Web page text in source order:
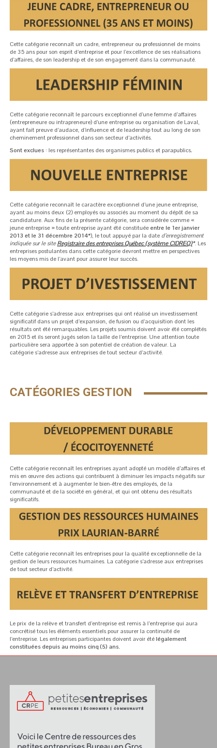
Cette catégorie reconnaît un cadre, entrepreneur ou professionnel de moins
de 35 ans pour son esprit d’entreprise et pour l’excellence de ses réalisations
d’affaires, de son leadership et de son engagement dans la communauté.
Cette catégorie reconnaît le parcours exceptionnel d’une femme d’affaires
(entrepreneure ou intrapreneure) d’une entreprise ou organisation de Laval,
ayant fait preuve d’audace, d’influence et de leadership tout au long de son
cheminement professionnel dans son secteur d’activités.
Sont exclues : les représentantes des organismes publics et parapublics.
Cette catégorie reconnaît le caractère exceptionnel d’une jeune entreprise,
ayant au moins deux (2) employés ou associés au moment du dépôt de sa
candidature. Aux fins de la présente catégorie, sera considérée comme «
jeune entreprise » toute entreprise ayant été constituéeentre le 1erjanvier
2013 et le 31 décembre 2014*), le tout appuyé par la date d’enregistrement
indiquée sur le siteRegistraire des entreprises Québec (système CIDREQ)*. Les
entreprises postulantes dans cette catégorie devront mettre en perspectives
les moyens mis de l’avant pour assurer leur succès.
Cette catégorie s’adresse aux entreprises qui ont réalisé un investissement
significatif dans un projet d’expansion, de fusion ou d’acquisition dont les
résultats ont été remarquables. Les projets soumis doivent avoir été complétés
en 2015 et ils seront jugés selon la taille de l’entreprise. Une attention toute
particulière sera apportée à son potentiel de création de valeur. La
catégorie s’adresse aux entreprises de tout secteur d’activité.
CATÉGORIES GESTION
Cette catégorie reconnaît les entreprises ayant adopté un modèle d’affaires et
mis en œuvre des actions qui contribuent à diminuer les impacts négatifs sur
l’environnement et à augmenter le bien-être des employés, de la
communauté et de la société en général, et qui ont obtenu des résultats
significatifs.
Cette catégorie reconnaît les entreprises pour la qualité exceptionnelle de la
gestion de leurs ressources humaines. La catégorie s’adresse aux entreprises
de tout secteur d’activité.
Le prix de la relève et transfert d’entreprise est remis à l’entreprise qui aura
concrétisé tous les éléments essentiels pour assurer la continuité de
l’entreprise. Les entreprises participantes doivent avoir étélégalement
constituées depuis au moins cinq (5) ans.